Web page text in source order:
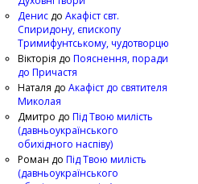
Денис до Акафіст свт.
Спиридону, єпископу
Тримифунтському, чудотворцю
Вікторія до Пояснення, поради
до Причастя
Наталя до Акафіст до святителя
Миколая
Дмитро до Під Твою милість
(давньоукраїнського
обихідного наспіву)
Роман до Під Твою милість
(давньоукраїнського